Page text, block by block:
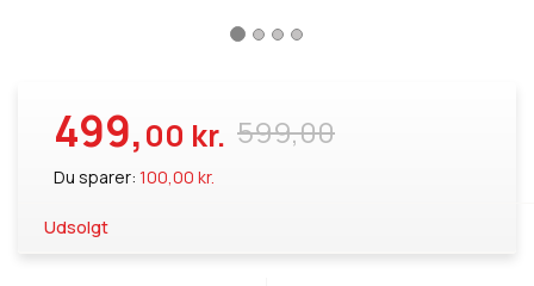
599,00
499,00 kr.
Du sparer: 100,00 kr.
Udsolgt